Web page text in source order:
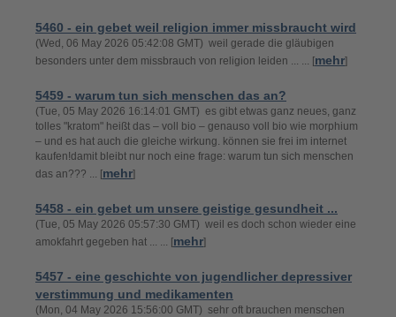
5460 - ein gebet weil religion immer missbraucht wird
(Wed, 06 May 2026 05:42:08 GMT) weil gerade die gläubigen
besonders unter dem missbrauch von religion leiden ... ... [mehr]
5459 - warum tun sich menschen das an?
(Tue, 05 May 2026 16:14:01 GMT) es gibt etwas ganz neues, ganz
tolles "kratom" heißt das – voll bio – genauso voll bio wie morphium
– und es hat auch die gleiche wirkung. können sie frei im internet
kaufen!damit bleibt nur noch eine frage: warum tun sich menschen
das an??? ... [mehr]
5458 - ein gebet um unsere geistige gesundheit ...
(Tue, 05 May 2026 05:57:30 GMT) weil es doch schon wieder eine
amokfahrt gegeben hat ... ... [mehr]
5457 - eine geschichte von jugendlicher depressiver
verstimmung und medikamenten
(Mon, 04 May 2026 15:56:00 GMT) sehr oft brauchen menschen